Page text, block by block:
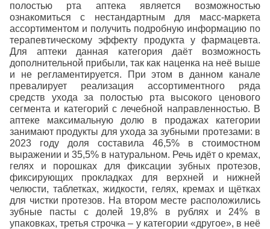
полостью рта аптека является возможностью
ознакомиться с нестандартным для масс-маркета
ассортиментом и получить подробную информацию по
терапевтическому эффекту продукта у фармацевта.
Для аптеки данная категория даёт возможность
дополнительной прибыли, так как наценка на неё выше
и не регламентируется. При этом в данном канале
превалирует реализация ассортиментного ряда
средств ухода за полостью рта высокого ценового
сегмента и категорий с лечебной направленностью. В
аптеке максимальную долю в продажах категории
занимают продукты для ухода за зубными протезами: в
2023 году доля составила 46,5% в стоимостном
выражении и 35,5% в натуральном. Речь идёт о кремах,
гелях и порошках для фиксации зубных протезов,
фиксирующих прокладках для верхней и нижней
челюсти, таблетках, жидкости, гелях, кремах и щётках
для чистки протезов. На втором месте расположились
зубные пасты с долей 19,8% в рублях и 24% в
упаковках, третья строчка – у категории «другое», в неё